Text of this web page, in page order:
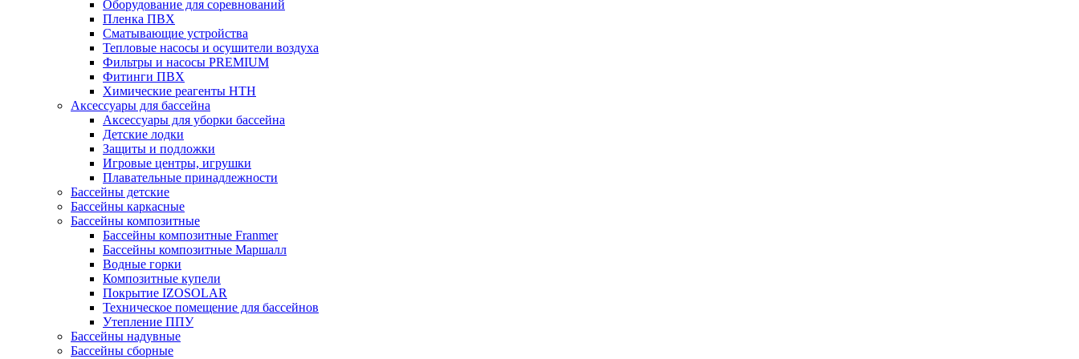
Оборудование для соревнований
Пленка ПВХ
Сматывающие устройства
Тепловые насосы и осушители воздуха
Фильтры и насосы PREMIUM
Фитинги ПВХ
Химические реагенты HTH
Аксессуары для бассейна
Аксессуары для уборки бассейна
Детские лодки
Защиты и подложки
Игровые центры, игрушки
Плавательные принадлежности
Бассейны детские
Бассейны каркасные
Бассейны композитные
Бассейны композитные Franmer
Бассейны композитные Маршалл
Водные горки
Композитные купели
Покрытие IZOSOLAR
Техническое помещение для бассейнов
Утепление ППУ
Бассейны надувные
Бассейны сборные